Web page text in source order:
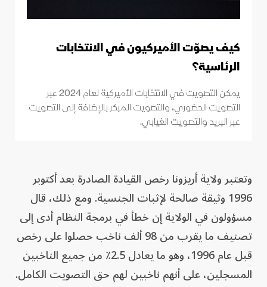
كيف يصوّت الأميركيون في الانتخابات
الرئاسية؟
يمكن التصويت في الانتخابات الأميركية لعام 2024 عبر
التصويت الحضوري، والتصويت المبكر بالإضافة إلى التصويت
عبر البريد والتصويت الغيابي.
وتعتبر ولاية أريزونا رخص القيادة الصادرة بعد أكتوبر
1996 وثيقة صالحة لإثبات الجنسية. ومع ذلك، قال
مسؤولون في الولاية إن خطأ في برمجة النظام أدى إلى
تصنيف ما يقرب من 98 ألف ناخب حصلوا على رخص
قبل عام 1996، وهو ما يعادل 2.5٪ من جميع الناخبين
المسجلين، على أنهم ناخبين لهم حق التصويت الكامل.